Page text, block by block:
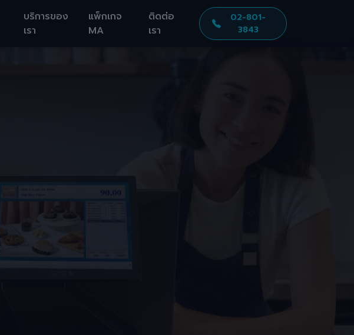
บริการของ
เรา
แพ็กเกจ
MA
ติดต่อ
เรา
02-801-
3843